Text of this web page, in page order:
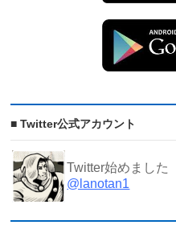
■ Twitter公式アカウント
Twitter始めました
@lanotan1